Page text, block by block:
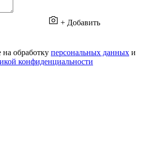
+ Добавить
на обработку персональных данных и
конфиденциальности